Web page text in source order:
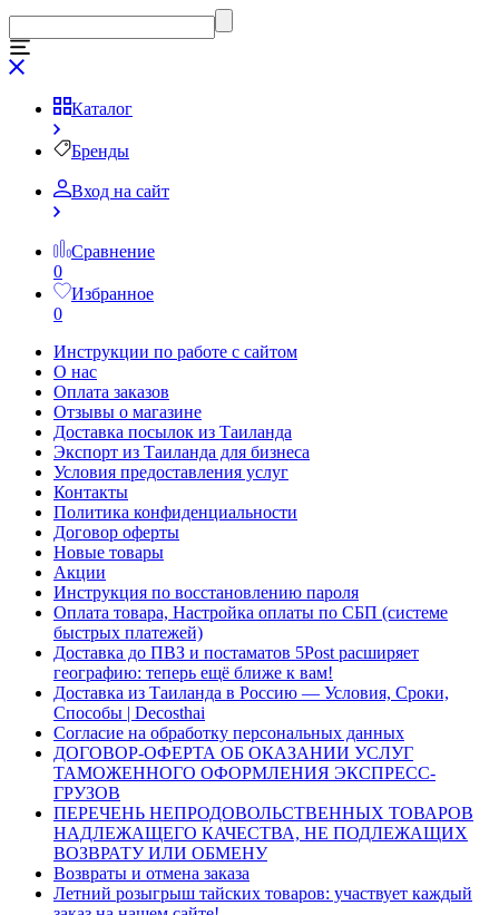
Каталог
Бренды
Вход на сайт
Сравнение
0
Избранное
0
Инструкции по работе с сайтом
О нас
Оплата заказов
Отзывы о магазине
Доставка посылок из Таиланда
Экспорт из Таиланда для бизнеса
Условия предоставления услуг
Контакты
Политика конфиденциальности
Договор оферты
Новые товары
Акции
Инструкция по восстановлению пароля
Оплата товара, Настройка оплаты по СБП (системе
быстрых платежей)
Доставка до ПВЗ и постаматов 5Post расширяет
географию: теперь ещё ближе к вам!
Доставка из Таиланда в Россию — Условия, Сроки,
Способы | Decosthai
Согласие на обработку персональных данных
ДОГОВОР-ОФЕРТА ОБ ОКАЗАНИИ УСЛУГ
ТАМОЖЕННОГО ОФОРМЛЕНИЯ ЭКСПРЕСС-
ГРУЗОВ
ПЕРЕЧЕНЬ НЕПРОДОВОЛЬСТВЕННЫХ ТОВАРОВ
НАДЛЕЖАЩЕГО КАЧЕСТВА, НЕ ПОДЛЕЖАЩИХ
ВОЗВРАТУ ИЛИ ОБМЕНУ
Возвраты и отмена заказа
Летний розыгрыш тайских товаров: участвует каждый